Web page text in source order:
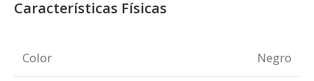
Características Físicas
Color Negro